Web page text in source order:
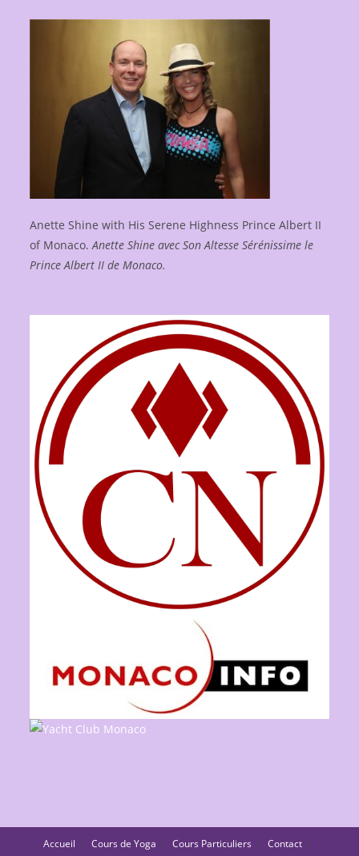
Anette Shine with His Serene Highness Prince Albert II
of Monaco.Anette Shine avec Son Altesse Sérénissime le
Prince Albert II de Monaco.
Accueil Cours de Yoga Cours Particuliers
Contact